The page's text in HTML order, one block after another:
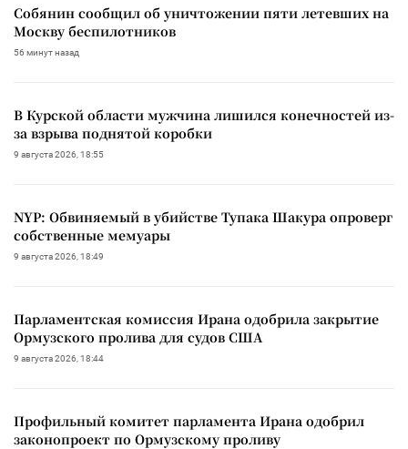
Собянин сообщил об уничтожении пяти летевших на
Москву беспилотников
56 минут назад
В Курской области мужчина лишился конечностей из-
за взрыва поднятой коробки
9 августа 2026, 18:55
NYP: Обвиняемый в убийстве Тупака Шакура опроверг
собственные мемуары
9 августа 2026, 18:49
Парламентская комиссия Ирана одобрила закрытие
Ормузского пролива для судов США
9 августа 2026, 18:44
Профильный комитет парламента Ирана одобрил
законопроект по Ормузскому проливу